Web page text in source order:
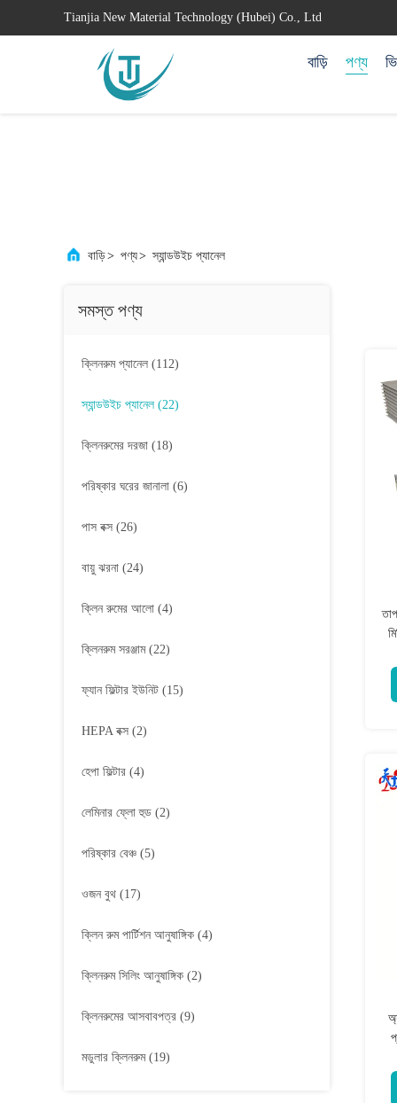
Tianjia New Material Technology (Hubei) Co., Ltd
বাড়ি পণ্য
বাড়ি> পণ্য> স্যান্ডউইচ প্যানেল
সমস্ত পণ্য
ক্লিনরুম প্যানেল (112)
স্যান্ডউইচ প্যানেল (22)
ক্লিনরুমের দরজা (18)
পরিষ্কার ঘরের জানালা (6)
পাস বক্স (26)
বায়ু ঝরনা (24)
ক্লিন রুমের আলো (4)
ক্লিনরুম সরঞ্জাম (22)
ফ্যান ফিল্টার ইউনিট (15)
HEPA বক্স (2)
হেপা ফিল্টার (4)
লেমিনার ফ্লো হুড (2)
পরিষ্কার বেঞ্চ (5)
ওজন বুথ (17)
ক্লিন রুম পার্টিশন আনুষাঙ্গিক (4)
ক্লিনরুম সিলিং আনুষাঙ্গিক (2)
ক্লিনরুমের আসবাবপত্র (9)
মডুলার ক্লিনরুম (19)